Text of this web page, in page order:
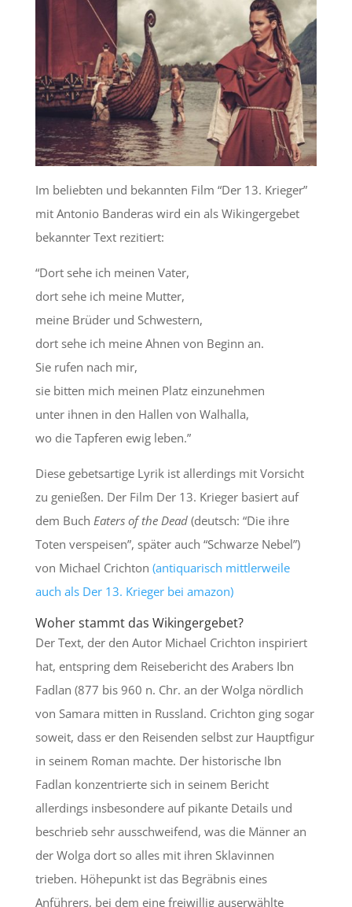
Im beliebten und bekannten Film “Der 13. Krieger”
mit Antonio Banderas wird ein als Wikingergebet
bekannter Text rezitiert:
“Dort sehe ich meinen Vater,
dort sehe ich meine Mutter,
meine Brüder und Schwestern,
dort sehe ich meine Ahnen von Beginn an.
Sie rufen nach mir,
sie bitten mich meinen Platz einzunehmen
unter ihnen in den Hallen von Walhalla,
wo die Tapferen ewig leben.”
Diese gebetsartige Lyrik ist allerdings mit Vorsicht
zu genießen. Der Film Der 13. Krieger basiert auf
dem Buch Eaters of the Dead(deutsch: “Die ihre
Toten verspeisen”, später auch “Schwarze Nebel”)
von Michael Crichton (antiquarisch mittlerweile
auch als Der 13. Krieger bei amazon)
Woher stammt das Wikingergebet?
Der Text, der den Autor Michael Crichton inspiriert
hat, entspring dem Reisebericht des Arabers Ibn
Fadlan (877 bis 960 n. Chr. an der Wolga nördlich
von Samara mitten in Russland. Crichton ging sogar
soweit, dass er den Reisenden selbst zur Hauptfigur
in seinem Roman machte. Der historische Ibn
Fadlan konzentrierte sich in seinem Bericht
allerdings insbesondere auf pikante Details und
beschrieb sehr ausschweifend, was die Männer an
der Wolga dort so alles mit ihren Sklavinnen
trieben. Höhepunkt ist das Begräbnis eines
Anführers, bei dem eine freiwillig auserwählte